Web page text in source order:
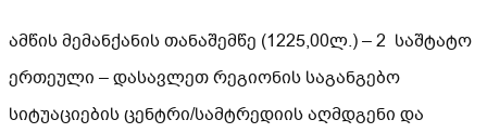
ამწის მემანქანის თანაშემწე (1225,00ლ.) – 2 საშტატო
ერთეული – დასავლეთ რეგიონის საგანგებო
სიტუაციების ცენტრი/სამტრედიის აღმდგენი და